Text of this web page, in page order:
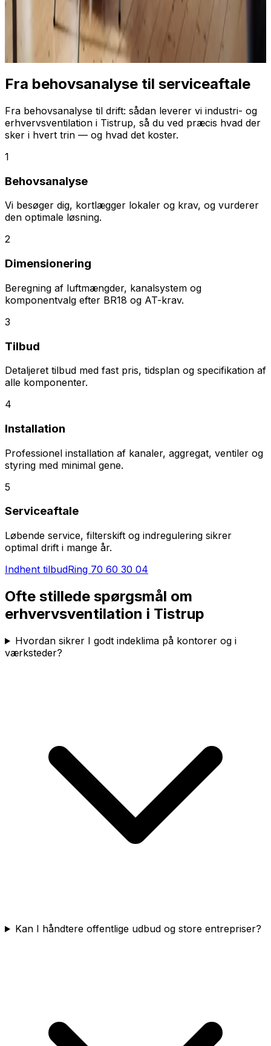
Fra behovsanalyse til serviceaftale
Fra behovsanalyse til drift: sådan leverer vi industri- og
erhvervsventilation i Tistrup, så du ved præcis hvad der
sker i hvert trin — og hvad det koster.
1
Behovsanalyse
Vi besøger dig, kortlægger lokaler og krav, og vurderer
den optimale løsning.
2
Dimensionering
Beregning af luftmængder, kanalsystem og
komponentvalg efter BR18 og AT-krav.
3
Tilbud
Detaljeret tilbud med fast pris, tidsplan og specifikation af
alle komponenter.
4
Installation
Professionel installation af kanaler, aggregat, ventiler og
styring med minimal gene.
5
Serviceaftale
Løbende service, filterskift og indregulering sikrer
optimal drift i mange år.
Indhent tilbudRing 70 60 30 04
Ofte stillede spørgsmål om
erhvervsventilation i Tistrup
Hvordan sikrer I godt indeklima på kontorer og i
værksteder?
Kan I håndtere offentlige udbud og store entrepriser?